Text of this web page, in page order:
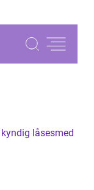
låsesmed